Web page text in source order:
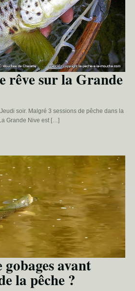
rêve sur la Grande
soir. Malgré 3 sessions de pêche dans la
Grande Nive est […]
avant
la pêche ?